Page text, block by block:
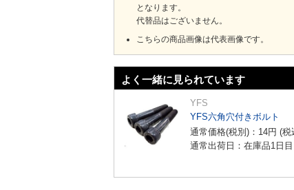
となります。
代替品はございません。
こちらの商品画像は代表画像です。
よく一緒に見られています
YFS
YFS六角穴付きボルト
通常価格(税別)： 14円 (税
通常出荷日：在庫品1日目